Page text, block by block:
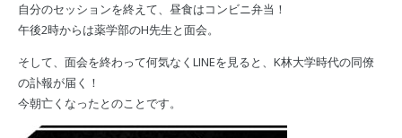
自分のセッションを終えて、昼食はコンビニ弁当！
午後2時からは薬学部のH先生と面会。
そして、面会を終わって何気なくLINEを見ると、K林大学時代の同僚
の訃報が届く！
今朝亡くなったとのことです。